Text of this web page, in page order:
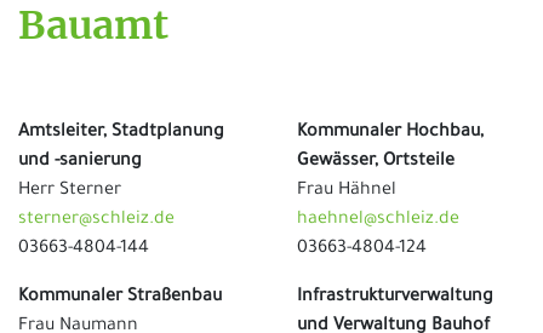
Bauamt
Amtsleiter, Stadtplanung
und -sanierung
Herr Sterner
sterner@schleiz.de
03663-4804-144
Kommunaler Hochbau,
Gewässer, Ortsteile
Frau Hähnel
haehnel@schleiz.de
03663-4804-124
Kommunaler Straßenbau
Frau Naumann
Infrastrukturverwaltung
und Verwaltung Bauhof